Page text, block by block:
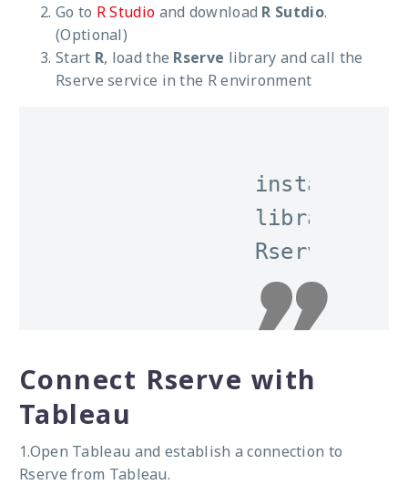
Go to R Studio and download R Sutdio.
(Optional)
Start R, load the Rserve library and call the
Rserve service in the R environment
Rserve(args =
Connect Rserve with
Tableau
1.Open Tableau and establish a connection to
Rserve from Tableau.